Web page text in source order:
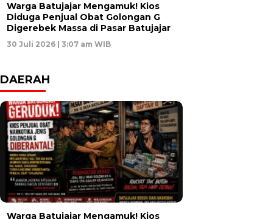
Warga Batujajar Mengamuk! Kios
Diduga Penjual Obat Golongan G
Digerebek Massa di Pasar Batujajar
30 Juli 2026 | 3:07 am WIB
DAERAH
Warga Batujajar Mengamuk! Kios